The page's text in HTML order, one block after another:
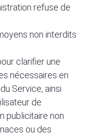
refuse de
non interdits
clarifier une
nécessaires en
Service, ainsi
de
publicitaire non
ou des